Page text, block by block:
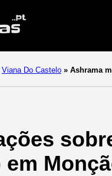
Viana Do Castelo » Ashrama
em